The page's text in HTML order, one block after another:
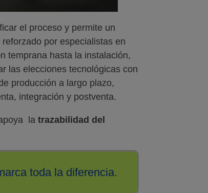
el proceso y permite un
por especialistas en
temprana hasta la instalación,
las elecciones tecnológicas con
producción a largo plazo,
integración y postventa.
la trazabilidad del
toda la diferencia.